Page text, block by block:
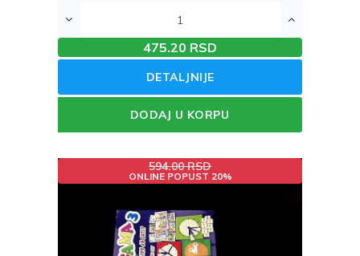
475.20 RSD
DETALJNIJE
DODAJ U KORPU
594.00 RSD
ONLINE POPUST 20%